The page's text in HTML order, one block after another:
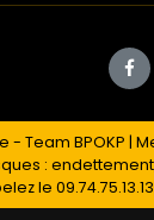
- Team BPOKP |
:
le